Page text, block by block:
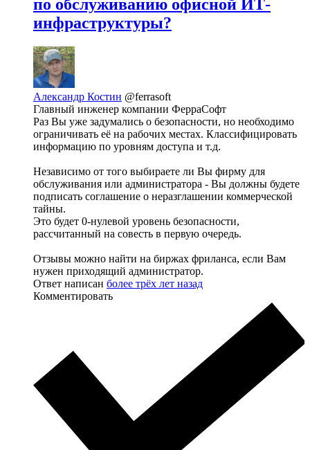
по обслуживанию офисной ИТ-
инфраструктуры?
Александр Костин @ferrasoft
Главный инженер компании ФерраСофт
Раз Вы уже задумались о безопасности, но необходимо
ограничивать её на рабочих местах. Классифицировать
информацию по уровням доступа и т.д.
Независимо от того выбираете ли Вы фирму для
обслуживания или администратора - Вы должны будете
подписать соглашение о неразглашении коммерческой
тайны.
Это будет 0-нулевой уровень безопасности,
рассчитанный на совесть в первую очередь.
Отзывы можно найти на биржах фриланса, если Вам
нужен приходящий администратор.
Ответ написан более трёх лет назад
Комментировать